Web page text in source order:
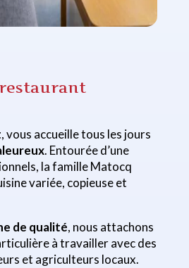
, vous accueille tous les jours
. Entourée d’une
la famille Matocq
variée, copieuse et
de qualité, nous attachons
à travailler avec des
et agriculteurs locaux.